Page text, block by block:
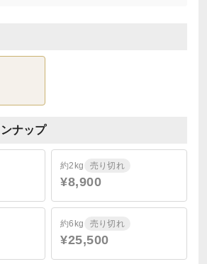
ナップ
約2kg 売り切れ
¥8,900
約6kg 売り切れ
¥25,500